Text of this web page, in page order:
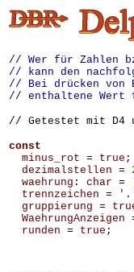
// Wer für Zahlen
// kann den
// Bei drücken von
// enthaltene Wert
// Getestet mit D4
const
minus_rot = true ;
dezimalstellen =
waehrung : char =
trennzeichen =
gruppierung =
WaehrungAnzeigen
runden = true ;